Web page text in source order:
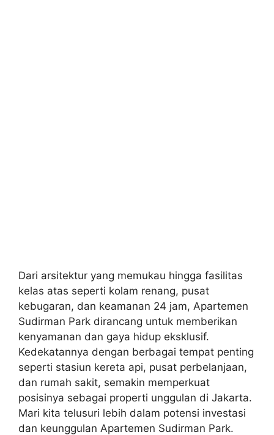
Dari arsitektur yang memukau hingga fasilitas
kelas atas seperti kolam renang, pusat
kebugaran, dan keamanan 24 jam, Apartemen
Sudirman Park dirancang untuk memberikan
kenyamanan dan gaya hidup eksklusif.
Kedekatannya dengan berbagai tempat penting
seperti stasiun kereta api, pusat perbelanjaan,
dan rumah sakit, semakin memperkuat
posisinya sebagai properti unggulan di Jakarta.
Mari kita telusuri lebih dalam potensi investasi
dan keunggulan Apartemen Sudirman Park.